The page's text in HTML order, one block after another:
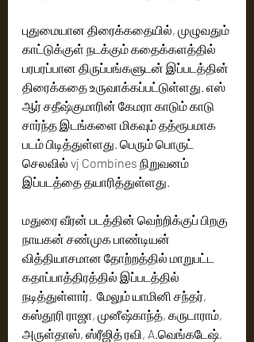
புதுமையான திரைக்கதையில், முழுவதும்
காட்டுக்குள் நடக்கும் கதைக்களத்தில்
பரபரப்பான திருப்பங்களுடன் இப்படத்தின்
திரைக்கதை உருவாக்கப்பட்டுள்ளது. எஸ்
ஆர் சதீஷ்குமாரின் கேமரா காடும் காடு
சார்ந்த இடங்களை மிகவும் தத்ரூபமாக
படம் பிடித்துள்ளது. பெரும் பொருட்
செலவில் vj Combines நிறுவனம்
இப்படத்தை தயாரித்துள்ளது.
மதுரை வீரன் படத்தின் வெற்றிக்குப் பிறகு
நாயகன் சண்முக பாண்டியன்
வித்தியாசமான தோற்றத்தில் மாறுபட்ட
கதாப்பாத்திரத்தில் இப்படத்தில்
நடித்துள்ளார்.  மேலும் யாமினி சந்தர்,
கஸ்தூரி ராஜா, முனீஷ்காந்த், கருடாராம்,
அருள்தாஸ், ஸ்ரீஜித் ரவி, A.வெங்கடேஷ்,